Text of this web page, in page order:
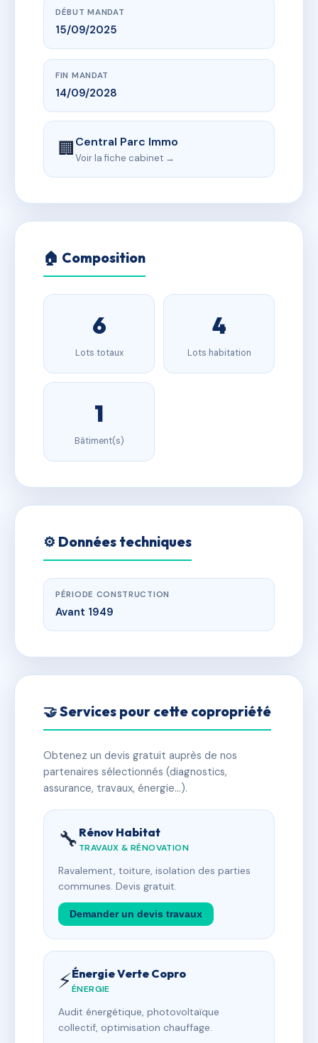
DÉBUT MANDAT
15/09/2025
FIN MANDAT
14/09/2028
🏢Central Parc Immo
Voir la fiche cabinet →
🏠 Composition
6
Lots totaux
4
Lots habitation
1
Bâtiment(s)
⚙️ Données techniques
PÉRIODE CONSTRUCTION
Avant 1949
🤝 Services pour cette copropriété
Obtenez un devis gratuit auprès de nos
partenaires sélectionnés (diagnostics,
assurance, travaux, énergie…).
🔧 Rénov Habitat
TRAVAUX & RÉNOVATION
Ravalement, toiture, isolation des parties
communes. Devis gratuit.
Demander un devis travaux
⚡Énergie Verte Copro
ÉNERGIE
Audit énergétique, photovoltaïque
collectif, optimisation chauffage.